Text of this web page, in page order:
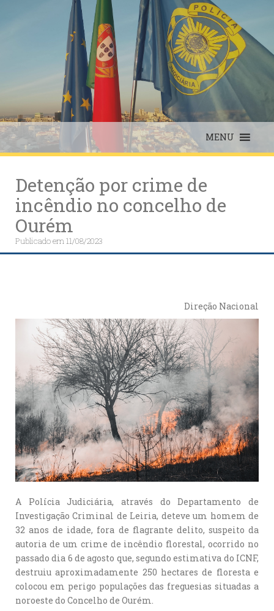
MENU
Detenção por crime de
incêndio no concelho de
Ourém
Publicado em11/08/2023
Direção Nacional
A Polícia Judiciária, através do Departamento de
Investigação Criminal de Leiria, deteve um homem de
32 anos de idade, fora de flagrante delito, suspeito da
autoria de um crime de incêndio florestal, ocorrido no
passado dia 6 de agosto que, segundo estimativa do ICNF,
destruiu aproximadamente 250 hectares de floresta e
colocou em perigo populações das freguesias situadas a
noroeste do Concelho de Ourém.